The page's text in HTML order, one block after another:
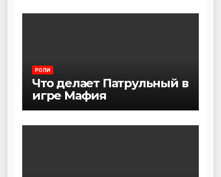
РОЛИ
Что делает Патрульный в
игре Мафия